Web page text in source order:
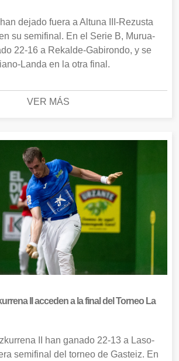
dejado fuera a Altuna III-Rezusta
su semifinal. En el Serie B, Murua-
22-16 a Rekalde-Gabirondo, y se
Landa en la otra final.
VER MÁS
II acceden a la final del Torneo La
II han ganado 22-13 a Laso-
semifinal del torneo de Gasteiz. En